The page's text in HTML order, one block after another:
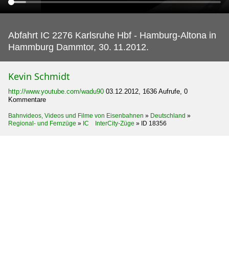
Abfahrt IC 2276 Karlsruhe Hbf - Hamburg-Altona in
Hammburg Dammtor, 30. 11.2012.
Kevin Schmidt
http://www.youtube.com/wadu90 03.12.2012, 1636 Aufrufe, 0
Kommentare
Bahnvideos, Videos und Filme von Eisenbahnen » Deutschland »
Regional- und Fernzüge » IC InterCity-Züge » ID 18356